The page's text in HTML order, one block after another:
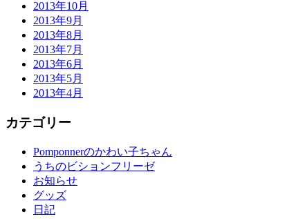
2013年10月
2013年9月
2013年8月
2013年7月
2013年6月
2013年5月
2013年4月
カテゴリー
Pomponnerのかわい子ちゃん
うちのビションフリーゼ
お知らせ
グッズ
日記